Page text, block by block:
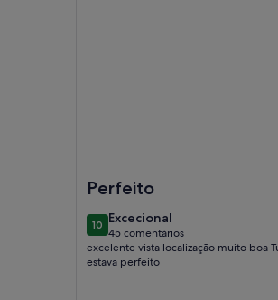
Perfeito
1010 de 10
Excecional
excecional
45 comentários
(45
comentários)
excelente vista localização muito boa Tudo
estava perfeito